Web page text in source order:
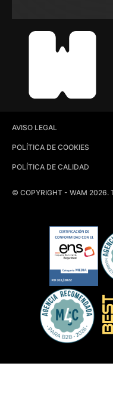
© COPYRIGHT - WAM 2026.
AVISO LEGAL
POLÍTICA DE COOKIES
POLÍTICA DE CALIDAD